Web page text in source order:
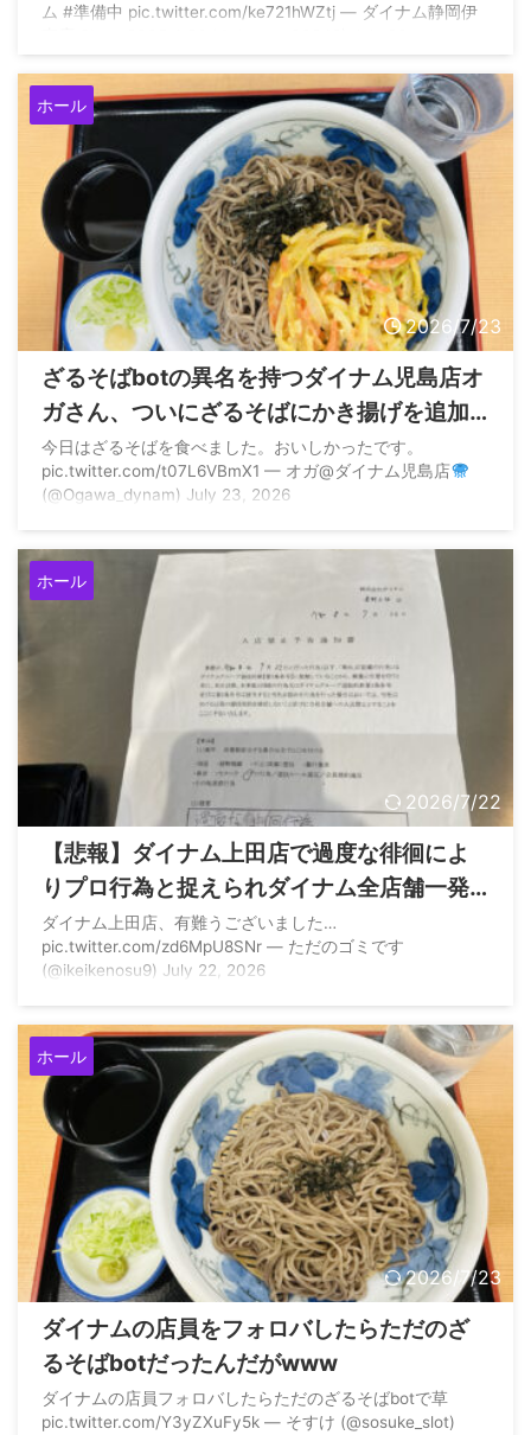
ム #準備中 pic.twitter.com/ke721hWZtj — ダイナム静岡伊
ホール
2026/7/23
ざるそばbotの異名を持つダイナム児島店オ
ガさん、ついにざるそばにかき揚げを追加
する
今日はざるそばを食べました。おいしかったです。
pic.twitter.com/t07L6VBmX1 — オガ@ダイナム児島店
(@Ogawa_dynam) July 23, 2026
ホール
2026/7/22
【悲報】ダイナム上田店で過度な徘徊によ
りプロ行為と捉えられダイナム全店舗一発
出禁になった
ダイナム上田店、有難うございました…
pic.twitter.com/zd6MpU8SNr — ただのゴミです
(@ikeikenosu9) July 22, 2026
ホール
2026/7/23
ダイナムの店員をフォロバしたらただのざ
るそばbotだったんだがwww
ダイナムの店員フォロバしたらただのざるそばbotで草
pic.twitter.com/Y3yZXuFy5k — そすけ (@sosuke_slot)